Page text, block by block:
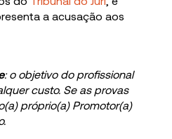
a acusação aos
: o objetivo do profissional
custo. Se as provas
próprio(a) Promotor(a)